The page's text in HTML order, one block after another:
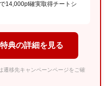
14,000pt確実取得チートシ
典の詳細を見る
移先キャンペーンページをご確